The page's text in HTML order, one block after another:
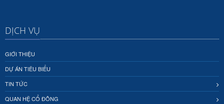
DỊCH VỤ
GIỚI THIỆU
DỰ ÁN TIÊU BIỂU
TIN TỨC
QUAN HỆ CỔ ĐÔNG